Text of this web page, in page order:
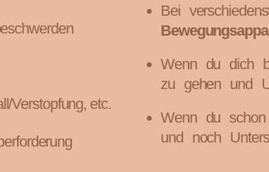
Verstopfung, etc.
Bei
Wenn du dich
zu gehen und
Wenn du
und noch